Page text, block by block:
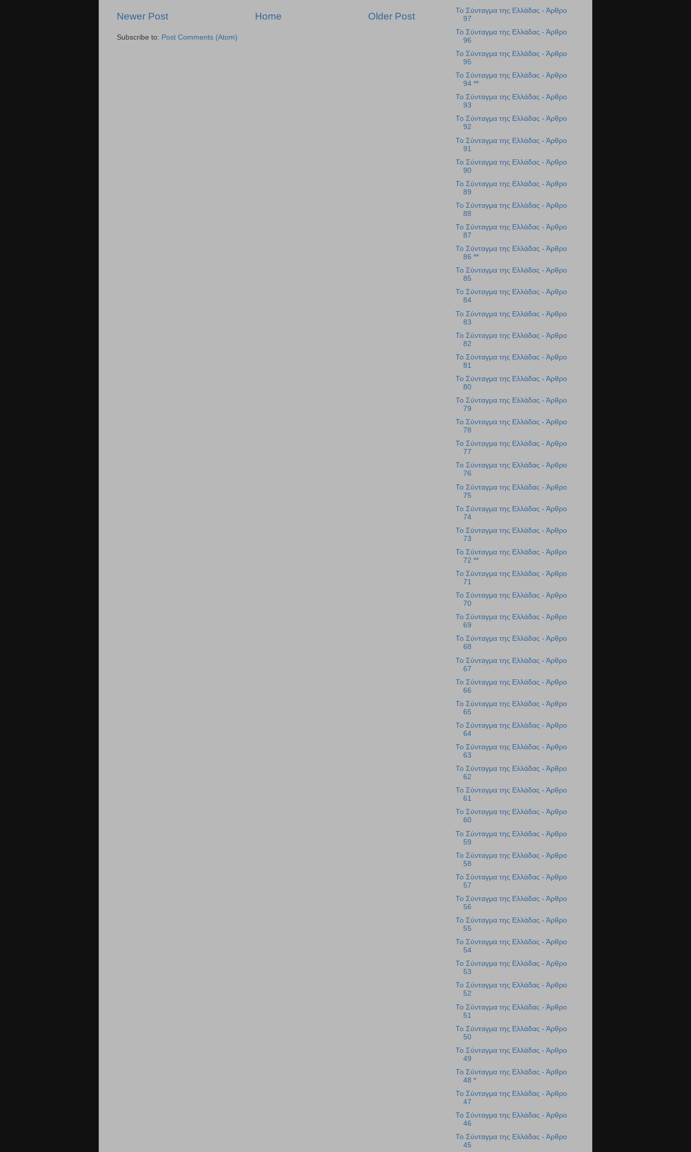
Newer Post Older Post
Home
Subscribe to: Post Comments (Atom)
Το Σύνταγμα της Ελλάδας - Άρθρο
97
Το Σύνταγμα της Ελλάδας - Άρθρο
96
Το Σύνταγμα της Ελλάδας - Άρθρο
95
Το Σύνταγμα της Ελλάδας - Άρθρο
94 **
Το Σύνταγμα της Ελλάδας - Άρθρο
93
Το Σύνταγμα της Ελλάδας - Άρθρο
92
Το Σύνταγμα της Ελλάδας - Άρθρο
91
Το Σύνταγμα της Ελλάδας - Άρθρο
90
Το Σύνταγμα της Ελλάδας - Άρθρο
89
Το Σύνταγμα της Ελλάδας - Άρθρο
88
Το Σύνταγμα της Ελλάδας - Άρθρο
87
Το Σύνταγμα της Ελλάδας - Άρθρο
86 **
Το Σύνταγμα της Ελλάδας - Άρθρο
85
Το Σύνταγμα της Ελλάδας - Άρθρο
84
Το Σύνταγμα της Ελλάδας - Άρθρο
83
Το Σύνταγμα της Ελλάδας - Άρθρο
82
Το Σύνταγμα της Ελλάδας - Άρθρο
81
Το Σύνταγμα της Ελλάδας - Άρθρο
80
Το Σύνταγμα της Ελλάδας - Άρθρο
79
Το Σύνταγμα της Ελλάδας - Άρθρο
78
Το Σύνταγμα της Ελλάδας - Άρθρο
77
Το Σύνταγμα της Ελλάδας - Άρθρο
76
Το Σύνταγμα της Ελλάδας - Άρθρο
75
Το Σύνταγμα της Ελλάδας - Άρθρο
74
Το Σύνταγμα της Ελλάδας - Άρθρο
73
Το Σύνταγμα της Ελλάδας - Άρθρο
72 **
Το Σύνταγμα της Ελλάδας - Άρθρο
71
Το Σύνταγμα της Ελλάδας - Άρθρο
70
Το Σύνταγμα της Ελλάδας - Άρθρο
69
Το Σύνταγμα της Ελλάδας - Άρθρο
68
Το Σύνταγμα της Ελλάδας - Άρθρο
67
Το Σύνταγμα της Ελλάδας - Άρθρο
66
Το Σύνταγμα της Ελλάδας - Άρθρο
65
Το Σύνταγμα της Ελλάδας - Άρθρο
64
Το Σύνταγμα της Ελλάδας - Άρθρο
63
Το Σύνταγμα της Ελλάδας - Άρθρο
62
Το Σύνταγμα της Ελλάδας - Άρθρο
61
Το Σύνταγμα της Ελλάδας - Άρθρο
60
Το Σύνταγμα της Ελλάδας - Άρθρο
59
Το Σύνταγμα της Ελλάδας - Άρθρο
58
Το Σύνταγμα της Ελλάδας - Άρθρο
57
Το Σύνταγμα της Ελλάδας - Άρθρο
56
Το Σύνταγμα της Ελλάδας - Άρθρο
55
Το Σύνταγμα της Ελλάδας - Άρθρο
54
Το Σύνταγμα της Ελλάδας - Άρθρο
53
Το Σύνταγμα της Ελλάδας - Άρθρο
52
Το Σύνταγμα της Ελλάδας - Άρθρο
51
Το Σύνταγμα της Ελλάδας - Άρθρο
50
Το Σύνταγμα της Ελλάδας - Άρθρο
49
Το Σύνταγμα της Ελλάδας - Άρθρο
48 *
Το Σύνταγμα της Ελλάδας - Άρθρο
47
Το Σύνταγμα της Ελλάδας - Άρθρο
46
Το Σύνταγμα της Ελλάδας - Άρθρο
45